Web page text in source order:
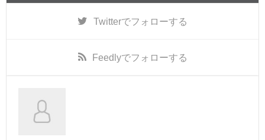
Twitterでフォローする
Feedlyでフォローする